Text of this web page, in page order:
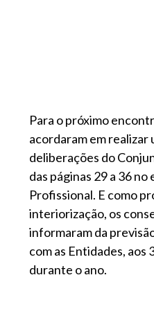
Para o próximo
acordaram em realizar
deliberações do
das páginas 29 a 36 no
Profissional. E como
interiorização, os
informaram da
com as Entidades, aos
durante o ano.